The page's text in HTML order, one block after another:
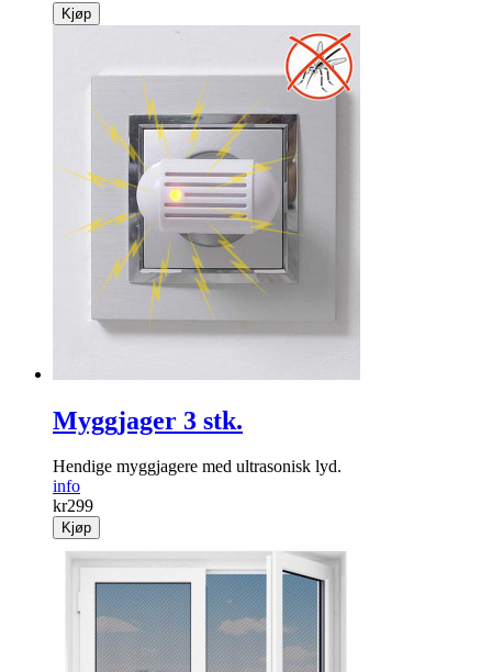
Kjøp
Myggjager 3 stk.
Hendige mygg­jagere med ultrasonisk lyd.
info
kr299
Kjøp